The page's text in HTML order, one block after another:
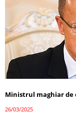
Ministrul maghiar de
26/03/2025